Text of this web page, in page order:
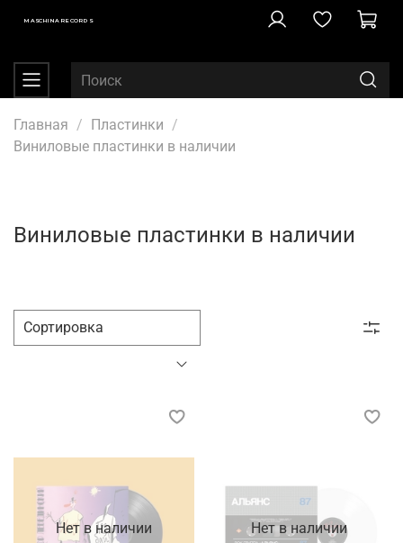
MASCHINA RECORDS
Главная
Пластинки
Виниловые пластинки в наличии
Виниловые пластинки в наличии
Нет в наличии Нет в наличии